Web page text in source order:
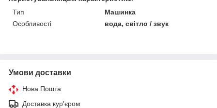
Тип
Машинка
Особливості
вода, світло / звук
Умови доставки
Нова Пошта
Доставка кур'єром